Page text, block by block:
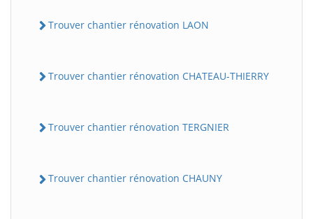
Trouver chantier rénovation LAON
Trouver chantier rénovation CHATEAU-THIERRY
Trouver chantier rénovation TERGNIER
Trouver chantier rénovation CHAUNY